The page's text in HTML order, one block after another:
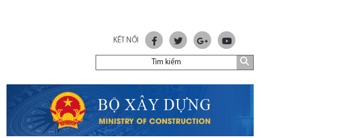
KẾT NỐI